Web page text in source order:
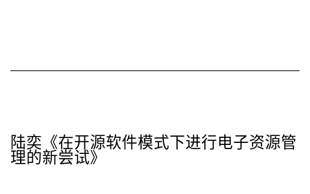
陆奕《在开源软件模式下进行电子资源管
理的新尝试》